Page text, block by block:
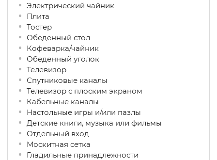
Электрический чайник
Плита
Тостер
Обеденный стол
Кофеварка/чайник
Обеденный уголок
Телевизор
Спутниковые каналы
Телевизор с плоским экраном
Кабельные каналы
Настольные игры и/или пазлы
Детские книги, музыка или фильмы
Отдельный вход
Москитная сетка
Гладильные принадлежности